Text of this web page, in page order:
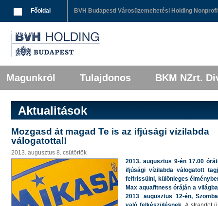
Tovább az elsődleges tartalomra
Tovább a másodlagos tartalomra
Magunkról Tulajdonos BKM NZrt.
BreadcrumbsFőoldal BVH Budapesti Városüzemeltetési Holding
válogatottal!
Aktualitások
Mozgasd át magad Te is az ifjúsági vízilabda
válogatottal!
2013. augusztus 8. csütörtök
2013. augusztus 9-én 17.00
ifjúsági vízilabda válogatott
felfrissülni, különleges
Max aquafitness óráján a
2013.augusztus 12-én,